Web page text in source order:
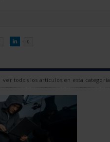

LINKEDIN
0
ver todos los artículos en esta categoría